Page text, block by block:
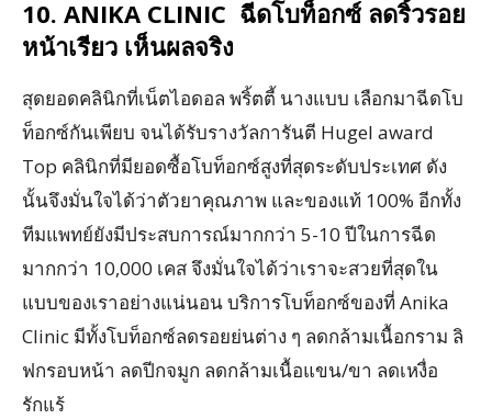
10. ANIKA CLINIC ฉีดโบท็อกซ์ ลดริ้วรอย
หน้าเรียว เห็นผลจริง
สุดยอดคลินิกที่เน็ตไอดอล พริ้ตตี้ นางแบบ เลือกมาฉีดโบ
ท็อกซ์กันเพียบ จนได้รับรางวัลการันตี Hugel award
Top คลินิกที่มียอดซื้อโบท็อกซ์สูงที่สุดระดับประเทศ ดัง
นั้นจึงมั่นใจได้ว่าตัวยาคุณภาพ และของแท้ 100% อีกทั้ง
ทีมแพทย์ยังมีประสบการณ์มากกว่า 5-10 ปีในการฉีด
มากกว่า 10,000 เคส จึงมั่นใจได้ว่าเราจะสวยที่สุดใน
แบบของเราอย่างแน่นอน บริการโบท็อกซ์ของที่ Anika
Clinic มีทั้งโบท็อกซ์ลดรอยย่นต่าง ๆ ลดกล้ามเนื้อกราม ลิ
ฟกรอบหน้า ลดปีกจมูก ลดกล้ามเนื้อแขน/ขา ลดเหงื่อ
รักแร้